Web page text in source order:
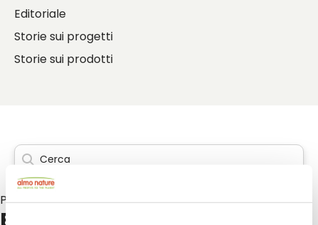
Editoriale
Storie sui progetti
Storie sui prodotti
Post su: